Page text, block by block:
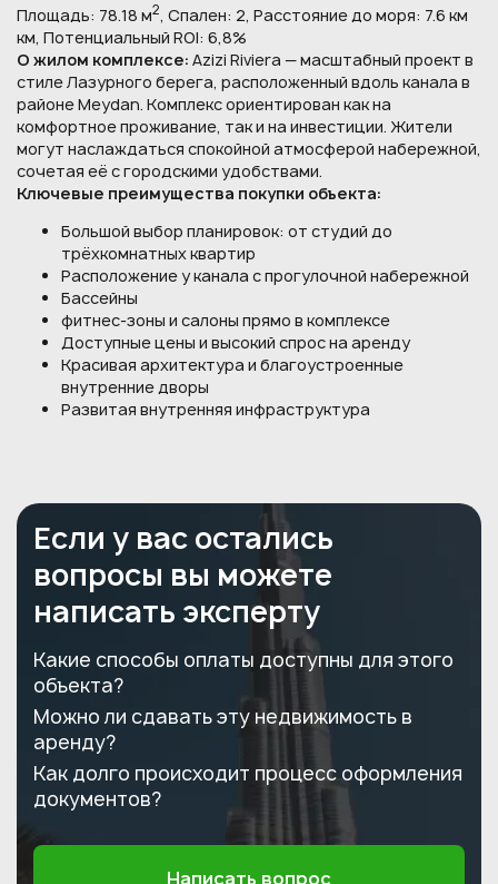
Площадь: 78.18 м2, Спален: 2, Расстояние до моря: 7.6 км
км, Потенциальный ROI: 6,8%
О жилом комплексе: Azizi Riviera — масштабный проект в
стиле Лазурного берега, расположенный вдоль канала в
районе Meydan. Комплекс ориентирован как на
комфортное проживание, так и на инвестиции. Жители
могут наслаждаться спокойной атмосферой набережной,
сочетая её с городскими удобствами.
Ключевые преимущества покупки объекта:
Большой выбор планировок: от студий до
трёхкомнатных квартир
Расположение у канала с прогулочной набережной
Бассейны
фитнес-зоны и салоны прямо в комплексе
Доступные цены и высокий спрос на аренду
Красивая архитектура и благоустроенные
внутренние дворы
Развитая внутренняя инфраструктура
Если у вас остались
вопросы вы можете
написать эксперту
Какие способы оплаты доступны для этого
объекта?
Можно ли сдавать эту недвижимость в
аренду?
Как долго происходит процесс оформления
документов?
Написать вопрос